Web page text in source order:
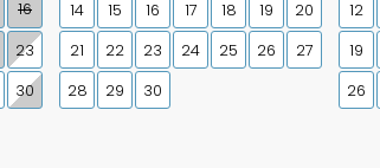
16
23
30
14
15 16 17 18 19
20
21
22 23 24 25 26
27
28
29 30
12
19
26